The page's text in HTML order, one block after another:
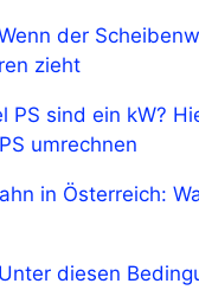
der
zieht
PS sind ein kW?
umrechnen
in Österreich:
diesen